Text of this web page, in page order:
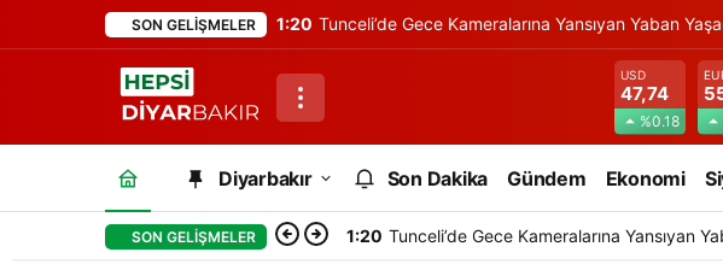
SON GELIŞMELER 1:20 Tunceli’de Gece Kameralarına Yansıyan Yaban
USD
47,74
%0.18
Diyarbakır Son Dakika Gündem Ekonomi
SON GELIŞMELER 1:20 Tunceli’de Gece Kameralarına Yansıyan